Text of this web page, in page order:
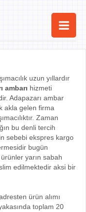
uzun yıllardır
ambarı hizmeti
Adapazarı ambar
akla gelen firma
Zaman
bu denli tercih
sebebi ekspres kargo
bugün
yarın sabah
edilmektedir aksi bir
ürün alımı
toplam 20